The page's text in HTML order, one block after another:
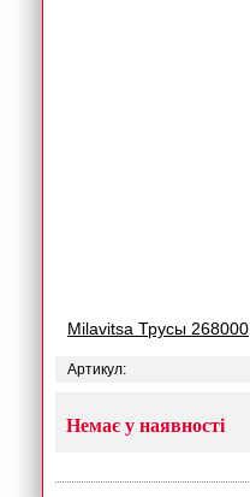
Milavitsa Трусы 268000
Артикул:
Немає у наявності